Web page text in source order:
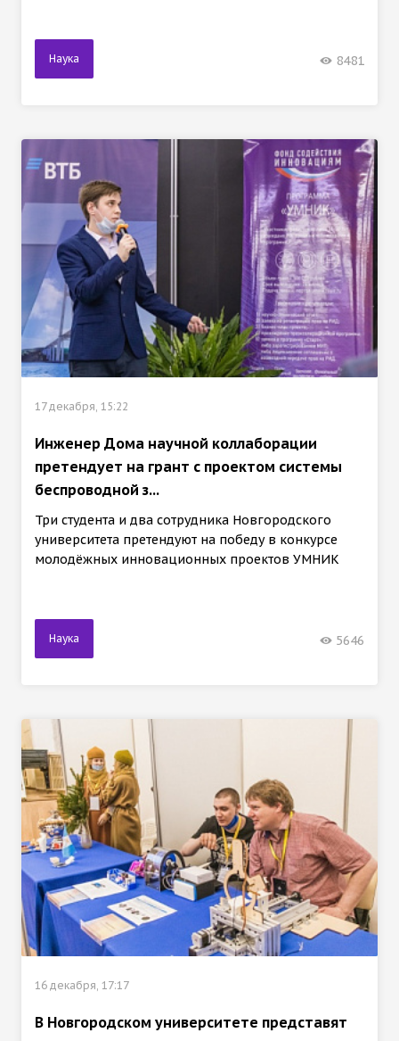
Наука 8481
17 декабря, 15:22
Инженер Дома научной коллаборации
претендует на грант с проектом системы
беспроводной з...
Три студента и два сотрудника Новгородского
университета претендуют на победу в конкурсе
молодёжных инновационных проектов УМНИК
Наука 5646
16 декабря, 17:17
В Новгородском университете представят